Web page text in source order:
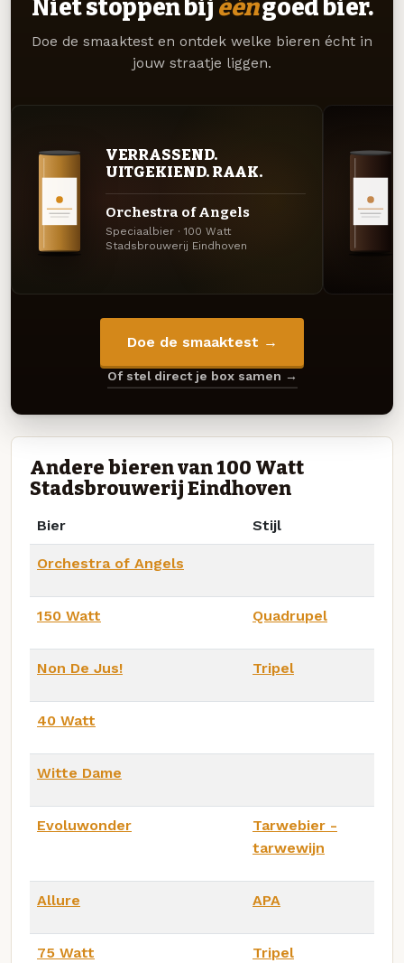
Niet stoppen bij ééngoed bier.
Doe de smaaktest en ontdek welke bieren écht in
jouw straatje liggen.
VERRASSEND.
UITGEKIEND. RAAK.
Orchestra of Angels
Speciaalbier · 100 Watt
Stadsbrouwerij Eindhoven
Doe de smaaktest →
Of stel direct je box samen →
Andere bieren van 100 Watt
Stadsbrouwerij Eindhoven
Bier Stijl
Orchestra of Angels
150 Watt Quadrupel
Non De Jus! Tripel
40 Watt
Witte Dame
Evoluwonder
Tarwebier -
tarwewijn
Allure APA
75 Watt Tripel